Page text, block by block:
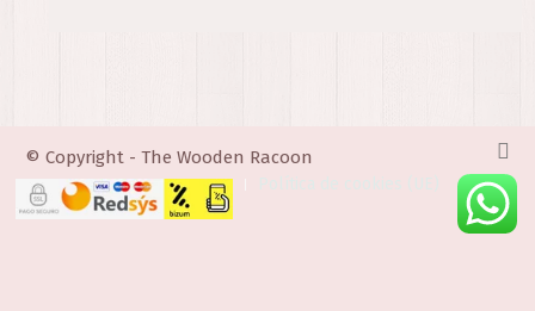
© Copyright - The Wooden Racoon